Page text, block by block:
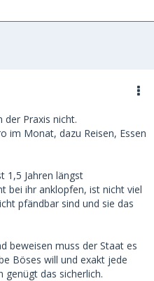
der Praxis nicht.
im Monat, dazu Reisen, Essen
1,5 Jahren längst
bei ihr anklopfen, ist nicht viel
pfändbar sind und sie das
beweisen muss der Staat es
Böses will und exakt jede
genügt das sicherlich.